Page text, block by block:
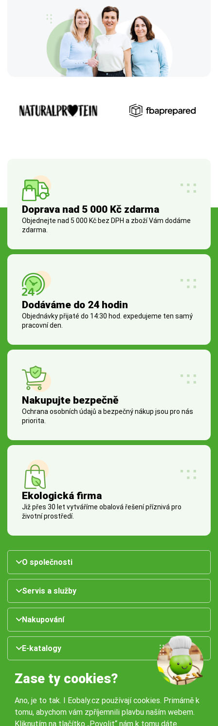
Doprava nad 5 000 Kč zdarma
Objednejte nad 5 000 Kč bez DPH a zboží Vám dodáme
zdarma.
Dodáváme do 24 hodin
Objednávky přijaté do 14:30 hod. expedujeme ten samý
pracovní den.
Nakupujte bezpečně
Ochrana osobních údajů a bezpečný nákup jsou pro nás
priorita.
Ekologická firma
Již přes 30 let vytváříme obalová řešení příznivá pro
životní prostředí.
O společnosti
Servis a služby
Nakupování
E-katalogy
Zase ty cookies?
Ano, je to tak. I Eobaly.cz používají cookies. Primárně k
tomu, abychom vám zpříjemnili plavbu naším webem.
Kliknutím na tlačítko „Povolit“ nám k tomu dáte